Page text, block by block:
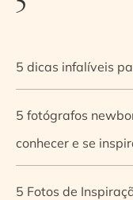
5 dicas infalíveis
5 fotógrafos
conhecer e se
5 Fotos de